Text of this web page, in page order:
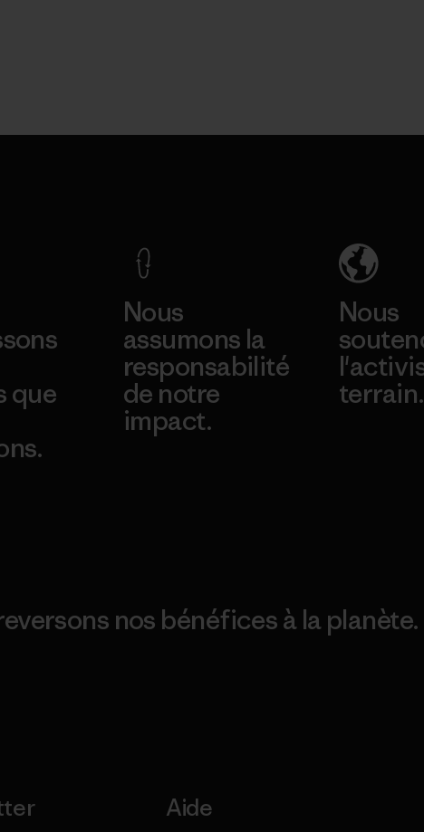
que
Nous
assumons la
responsabilité
de notre
impact.
Nous
terrain.
nos bénéfices à la planète.
Aide